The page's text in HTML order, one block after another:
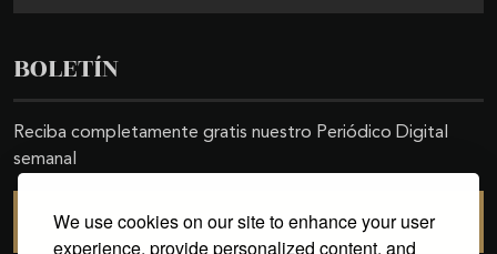
We use cookies on our site to enhance your user
experience, provide personalized content, and
BOLETÍN
Reciba completamente gratis nuestro Periódico Digital
semanal
SUSCRIBIRSE